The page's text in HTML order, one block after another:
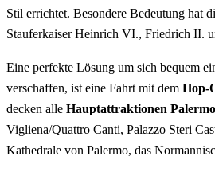
Stil errichtet. Besondere Bedeutung hat
Stauferkaiser Heinrich VI., Friedrich II.
Eine perfekte Lösung um sich bequem
verschaffen, ist eine Fahrt mit dem Hop-
decken alle Hauptattraktionen
Vigliena/Quattro Canti, Palazzo Steri
Kathedrale von Palermo, das